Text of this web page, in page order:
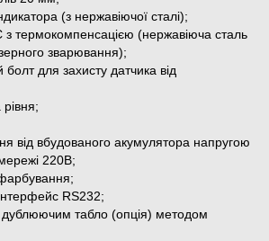
(з нержавіючої сталі);
з термокомпенсацією (нержавіюча сталь
зварювання);
для захисту датчика від
від вбудованого акумулятора напругою
220В;
RS232;
дублюючим табло (опція) методом